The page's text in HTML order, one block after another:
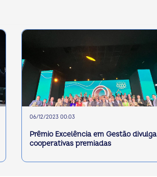
06/12/2023 00:03
Prêmio Excelência em Gestão divulga
cooperativas premiadas